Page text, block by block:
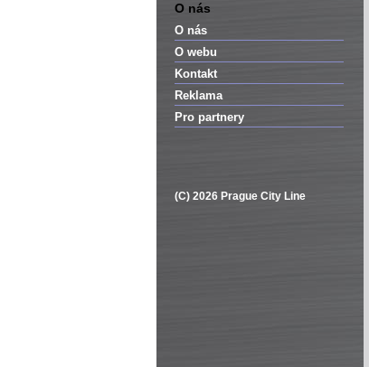
O nás
O nás
O webu
Kontakt
Reklama
Pro partnery
(C) 2026 Prague City Line